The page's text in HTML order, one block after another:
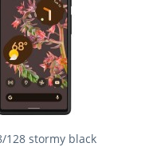
128 stormy black